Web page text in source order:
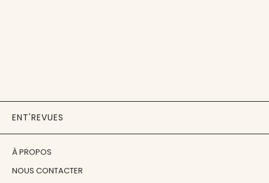
ENT'REVUES
À PROPOS
NOUS CONTACTER